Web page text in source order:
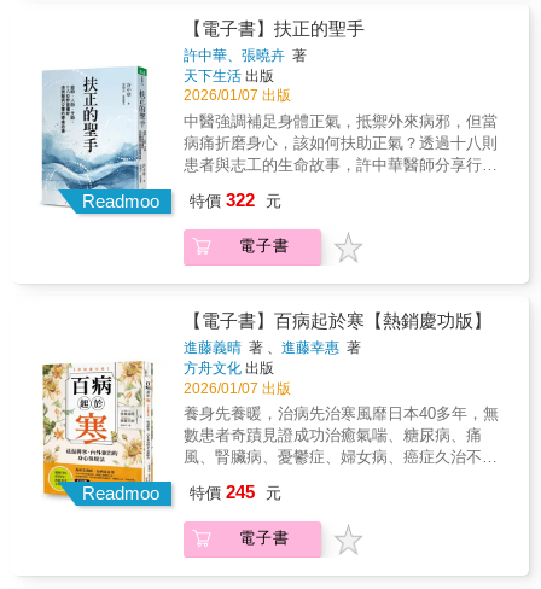
諸多奧祕，並以此為鑰匙，結合《黃帝內經》
理論，開啟法天則地，優化人體最佳內環境。
許多被腫瘤醫生判斷活不過一年的病患，經吳
奇醫師使用「天人相應、太極黃金分割、共振
扶正」獨特的針灸理論體系與方法治療之後，
大部分人都仍健在，有些人甚至還能回到工作
崗位；原因就是借助了天人相應的太極黃金分
自我修復系統。吳奇醫師將這些有效治療的經
驗與方法，彙整成大眾可以自我操作，並能有
效用於日常養生與保健。吳奇醫師利用「天人
期失智症、視網膜剝離、視神經萎縮、青光
眼、嚴重的憂鬱症、精神病、腦源性疾病、類
風濕、紅斑狼瘡乃至癌症等等，並較西方醫學
與一般傳統中醫學有更好的療效。實例1一個德
國婦人的腿已經腫了四十多年，她看過很多西
醫，都治不好。中醫的講法就是脾不能健運，
水濕內停，但她的腎臟也查不出異常。她婚後
生了兩個孩子，身體沒有任何不適，就是嚴重
腿腫，像大象腿一樣。她來找我治病的初期，
辦法，都沒有明顯的效果。後來我利用我所發
現的法天則地太極共振法，讓她躺在診床的時
候，上午來是背對太陽，下午來就是面對太
背對太陽。下午13點到晚上24點，面對太陽。
使你身上的人體黃金分割場太極和天地太極的
黃金分割場產生共振之後，按摩（或針灸）相
應時辰對應的經絡穴位。吳奇醫師在1992年發
現對頸椎病極有療效的針刺新穴位「項背
穴」，現在美加地區、加州灣區很多針灸醫師
在臨床上已廣泛應用項背穴。《黃帝內經》
說：治病或養生的最高原則就是「法天則
地」。所以只要按四季十二時辰，在不同時
域，再按十二時辰對應人體十二經絡氣化旺衰
的規律，找到相應的穴位，施予針灸或按摩，
就能啟動人體深層的自我修復系統。本書詳細
體內環境密切相關的天地太極黃金分割能場的
諸多奧祕，並以此為鑰匙，結合《黃帝內經》
理論，開啟法天則地，優化人體最佳內環境。
許多被腫瘤醫生判斷活不過一年的病患，經吳
奇醫師使用「天人相應、太極黃金分割、共振
扶正」獨特的針灸理論體系與方法治療之後，
大部分人都仍健在，有些人甚至還能回到工作
割場共振，從而激活了人體極深層的正氣——
自我修復系統。吳奇醫師將這些有效治療的經
驗與方法，彙整成大眾可以自我操作，並能有
Readmoo
【電子書】扶正的聖手
許中華、張曉卉 著
天下生活 出版
2026/01/07 出版
中醫強調補足身體正氣，抵禦外來病邪，但當
病痛折磨身心，該如何扶助正氣？透過十八則
患者與志工的生命故事，許中華醫師分享行醫
道。兼容中西醫專業，診療超過六十萬人次的
許中華醫師，從臨床的奇蹟病例中體悟：中醫
所謂的「正氣」，往往是支撐患者走過難關的
足正氣、擺脫病苦，找回身體的生命力。繼
《扶正的力量》提出扶正的核心方法，《扶正
的樂章》串聯臨床論證並拓展其應用後，許醫
師凝望本心，以十八則真實故事為經緯，融入
生涯所聞所感，梳理那些看似偶然卻殊勝的醫
病因緣。．因乳癌化療的嚴重副作用，導致皮
膚過敏潰爛，身心瀕臨崩潰，幸得中醫調理拾
回生機；．罹患極惡性胃癌與肺腺癌，被宣告
僅剩三個月餘命，經診治後得以延命，善終於
中藥控制病情、翻轉生活，於困境中找到心靈
依靠；．兩位醫療專業管理人員積極投入公益
活動，成為自利利他的志工夥伴。在這些交錯
特價 322 元
電子書
Readmoo
【電子書】百病起於寒【熱銷慶功版】
進藤義晴 著 、進藤幸惠 著
方舟文化 出版
2026/01/07 出版
養身先養暖，治病先治寒風靡日本40多年，無
數患者奇蹟見證成功治癒氣喘、糖尿病、痛
風、腎臟病、憂鬱症、婦女病、癌症久治不癒
於1983年發現了排寒療法，留意到只要身體出
現不適，將胸部以下泡在熱水裡就會好轉，因
此擺脫了長年的肩膀痠痛及牙痛，並且不再感
特價 245 元
電子書